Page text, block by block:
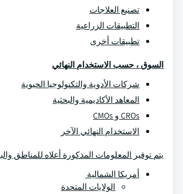
تصنيع العلاجات
التطبيقات الزراعية
تطبيقات أخرى
السوق ، حسب الاستخدام النهائي
شركات الأدوية والتكنولوجيا الحيوية
المعاهد الأكاديمية والبحثية
CROs و CMOs
الاستخدام النهائي الآخر
يتم توفير المعلومات المذكورة أعلاه للمناطق
أمريكا الشمالية
الولايات المتحدة